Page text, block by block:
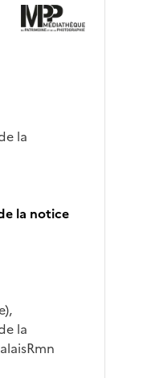
la
la notice
la